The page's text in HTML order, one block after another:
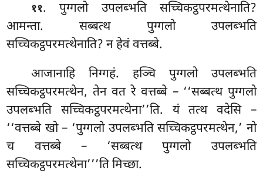
११. पुग्गलो उपलब्भति सच्चिकट्ठपरमत्थेनाति?
आमन्ता. सब्बत्थ पुग्गलो उपलब्भति
सच्चिकट्ठपरमत्थेनाति? न हेवं वत्तब्बे.
आजानाहि निग्गहं. हञ्चि पुग्गलो उपलब्भति
सच्चिकट्ठपरमत्थेन, तेन वत रे वत्तब्बे – ‘‘सब्बत्थ पुग्गलो
उपलब्भति सच्चिकट्ठपरमत्थेना’’ति. यं तत्थ वदेसि –
‘‘वत्तब्बे खो – ‘पुग्गलो उपलब्भति सच्चिकट्ठपरमत्थेन,’ नो
च वत्तब्बे – ‘सब्बत्थ पुग्गलो उपलब्भति
सच्चिकट्ठपरमत्थेना’’’ति मिच्छा.